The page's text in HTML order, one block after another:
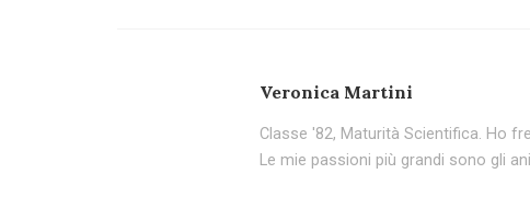
Veronica Martini
Classe '82, Maturità Scientifica. Ho
Le mie passioni più grandi sono gli